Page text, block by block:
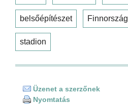
belsőépítészet Finnország
stadion
Üzenet a szerzőnek
Nyomtatás